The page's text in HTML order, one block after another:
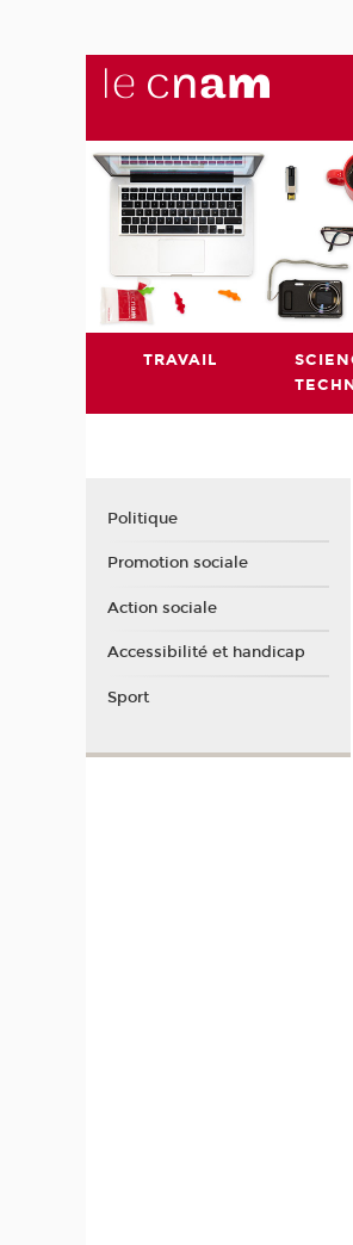
TRAVAIL
Politique
Promotion sociale
Action sociale
Accessibilité et handicap
Sport